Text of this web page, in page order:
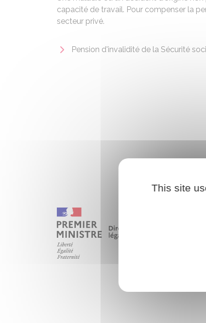
capacité de travail. Pour compenser la
secteur privé.
Pension d'invalidité de la Sécurité
This site